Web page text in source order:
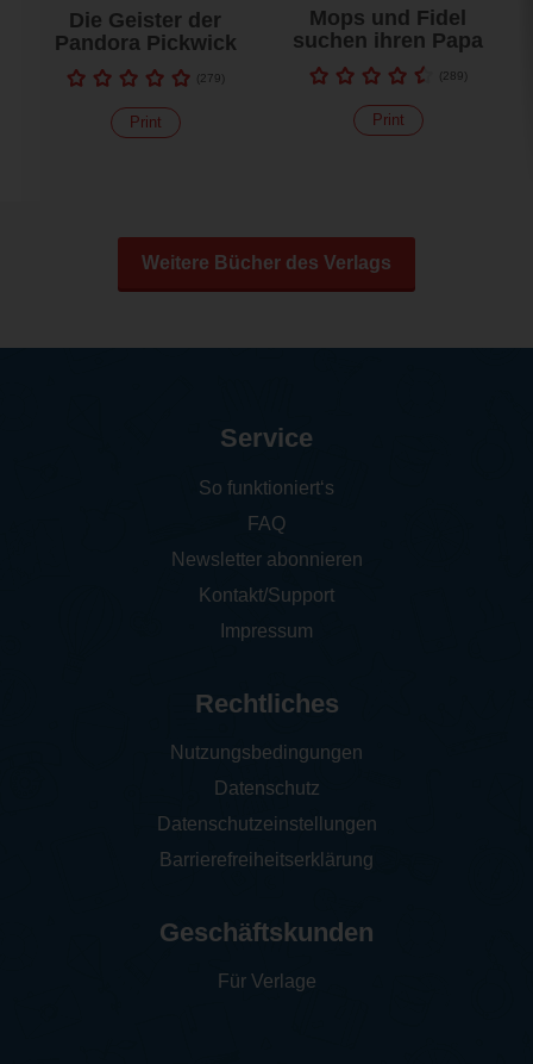
Die Geister der
Pandora Pickwick
(279)
Print
Mops und Fidel
suchen ihren Papa
(289)
Print
Weitere Bücher des Verlags
Service
So funktioniert‘s
FAQ
Newsletter abonnieren
Kontakt/Support
Impressum
Rechtliches
Nutzungsbedingungen
Datenschutz
Datenschutzeinstellungen
Barrierefreiheitserklärung
Geschäftskunden
Für Verlage